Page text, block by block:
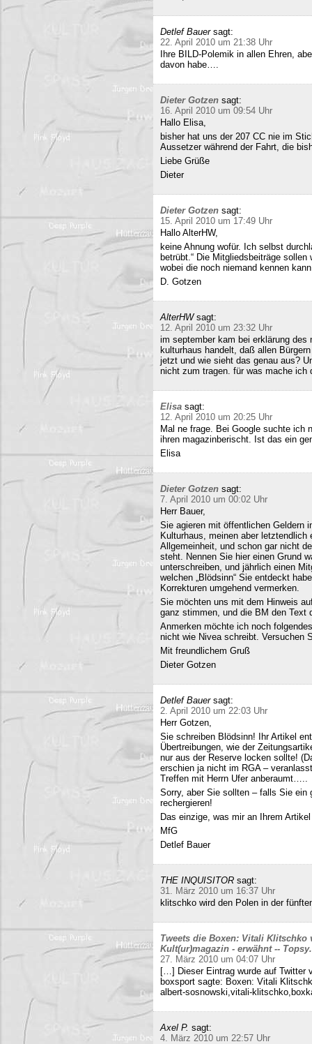
Detlef Bauer sagt:
22. April 2010 um 21:38 Uhr
Ihre BILD-Polemik in allen Ehren,
davon habe….
Dieter Gotzen sagt:
16. April 2010 um 09:54 Uhr
Hallo Elisa,
bisher hat uns der 207 CC nie im
Aussetzer während der Fahrt, die
Liebe Grüße
Dieter
Dieter Gotzen sagt:
15. April 2010 um 17:49 Uhr
Hallo AlterHW,
keine Ahnung wofür. Ich selbst
betrübt.“ Die Mitgliedsbeiträge
wobei die noch niemand kennen
D. Gotzen
AlterHW sagt:
12. April 2010 um 23:32 Uhr
im september kam bei erklärung
kulturhaus handelt, daß allen
jetzt und wie sieht das genau aus?
nicht zum tragen. für was mache ich
Elisa sagt:
12. April 2010 um 20:25 Uhr
Mal ne frage. Bei Google suchte ich
ihren magazinberischt. Ist das ein
Elisa
Dieter Gotzen sagt:
7. April 2010 um 00:02 Uhr
Herr Bauer,
Sie agieren mit öffentlichen Geldern
Kulturhaus, meinen aber
Allgemeinheit, und schon gar nicht
steht. Nennen Sie hier einen Grund
unterschreiben, und jährlich einen
welchen „Blödsinn“ Sie entdeckt
Korrekturen umgehend vermerken.
Sie möchten uns mit dem Hinweis
ganz stimmen, und die BM den Text
Anmerken möchte ich noch
nicht wie Nivea schreibt. Versuchen
Mit freundlichem Gruß
Dieter Gotzen
Detlef Bauer sagt:
2. April 2010 um 22:03 Uhr
Herr Gotzen,
Sie schreiben Blödsinn! Ihr Artikel
Übertreibungen, wie der
nur aus der Reserve locken sollte!
erschien ja nicht im RGA –
Treffen mit Herrn Ufer anberaumt…..
Sorry, aber Sie sollten – falls Sie ein
rechergieren!
Das einzige, was mir an Ihrem
MfG
Detlef Bauer
THE INQUISITOR sagt:
31. März 2010 um 16:37 Uhr
klitschko wird den Polen in der
Tweets die Boxen: Vitali Klitschko
Kult(ur)magazin - erwähnt --
27. März 2010 um 04:07 Uhr
[…] Dieser Eintrag wurde auf Twitter
boxsport sagte: Boxen: Vitali
albert-sosnowski,vitali-
Axel P. sagt:
4. März 2010 um 22:57 Uhr